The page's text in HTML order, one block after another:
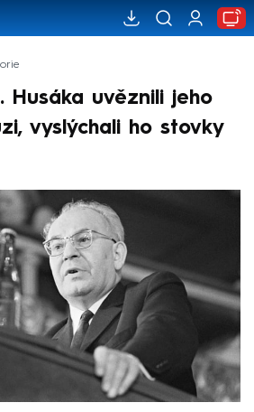
Husáka uvěznili jeho
vyslýchali ho stovky